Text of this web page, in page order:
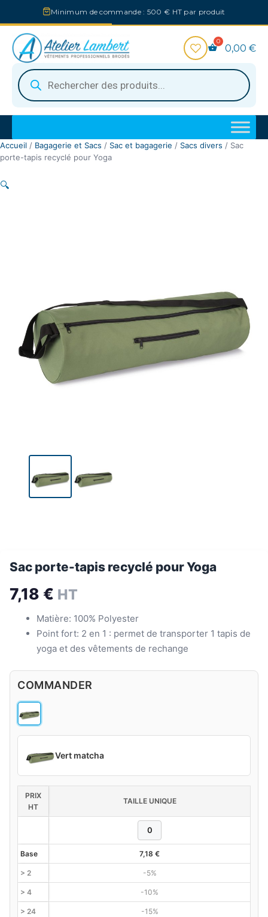
au
contenu
Minimum de commande : 500 € HT par produit
Recherche
de
produits
0,00 €
Accueil / Bagagerie et Sacs / Sac et bagagerie / Sacs divers / Sac
porte-tapis recyclé pour Yoga
🔍
Sac porte-tapis recyclé pour Yoga
7,18 € HT
Matière: 100% Polyester
Point fort: 2 en 1 : permet de transporter 1 tapis de
yoga et des vêtements de rechange
COMMANDER
Vert matcha
PRIX
HT
TAILLE UNIQUE
Base 7,18 €
> 2 -5%
> 4 -10%
> 24 -15%